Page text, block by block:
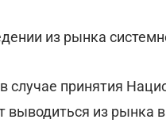
из рынка
случае принятия
выводиться из рынка в